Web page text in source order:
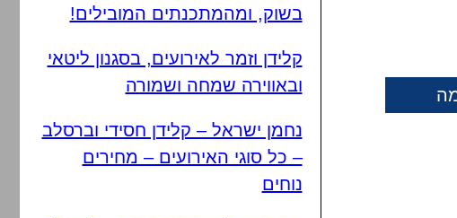
בשוק, ומהמתכנתים המובילים!
קלידן וזמר לאירועים, בסגנון ליטאי
ובאווירה שמחה ושמורה
נחמן ישראל – קלידן חסידי וברסלב
– כל סוגי האירועים – מחירים
נוחים